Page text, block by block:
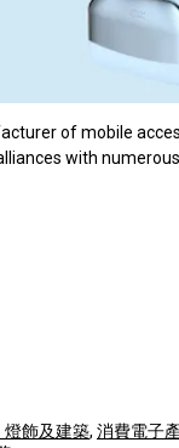
of mobile
with
燈飾及建築, 消費電子